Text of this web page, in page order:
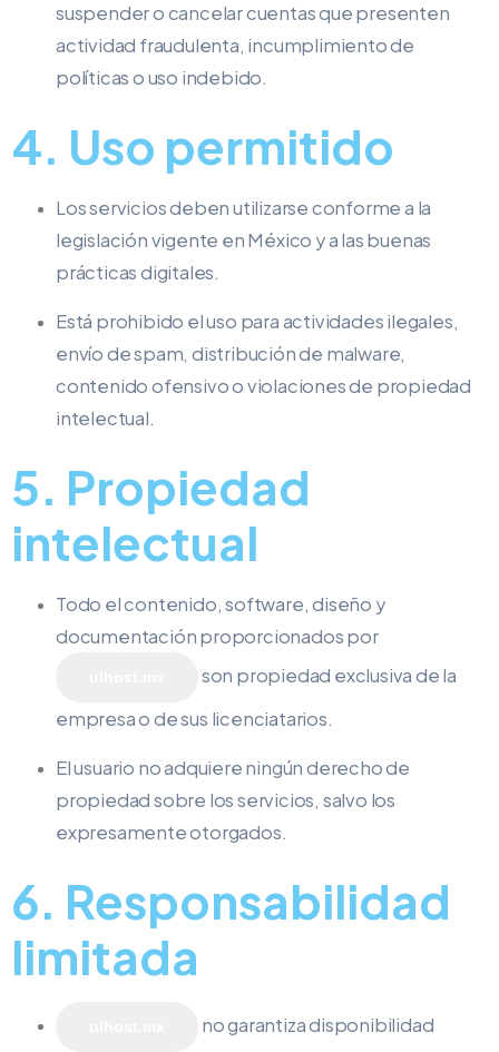
suspender o cancelar cuentas que presenten
actividad fraudulenta, incumplimiento de
políticas o uso indebido.
4. Uso permitido
Los servicios deben utilizarse conforme a la
legislación vigente en México y a las buenas
prácticas digitales.
Está prohibido el uso para actividades ilegales,
envío de spam, distribución de malware,
contenido ofensivo o violaciones de propiedad
intelectual.
5. Propiedad
intelectual
Todo el contenido, software, diseño y
documentación proporcionados por
son propiedad exclusiva de la
empresa o de sus licenciatarios.
El usuario no adquiere ningún derecho de
propiedad sobre los servicios, salvo los
expresamente otorgados.
6. Responsabilidad
limitada
no garantiza disponibilidad